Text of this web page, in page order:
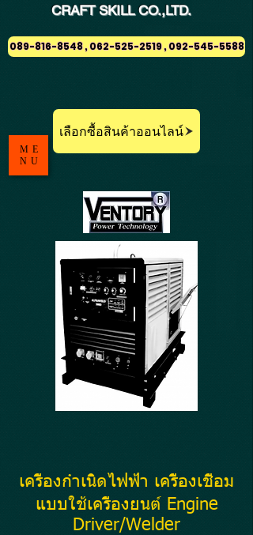
CRAFT SKILL CO.,LTD.
089-816-8548 , 062-525-2519 , 092-545-5588
เลือกซื้อสินค้าออนไลน์
ME
NU
เครื่องกำเนิดไฟฟ้า เครื่องเชื่อม
แบบใช้เครื่องยนต์ Engine
Driver/Welder